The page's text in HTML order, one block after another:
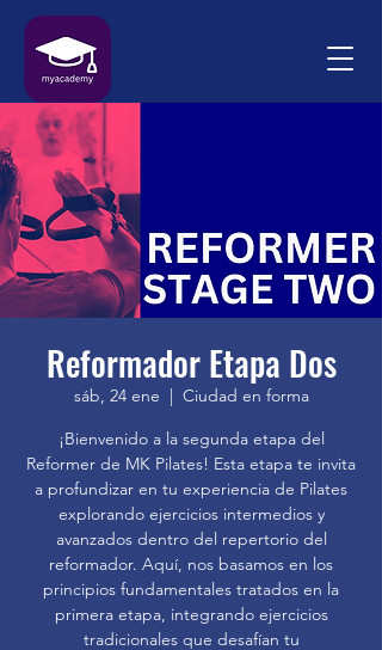
Reformador Etapa Dos
sáb, 24 ene
  |
Ciudad en forma
¡Bienvenido a la segunda etapa del
Reformer de MK Pilates! Esta etapa te invita
a profundizar en tu experiencia de Pilates
explorando ejercicios intermedios y
avanzados dentro del repertorio del
reformador. Aquí, nos basamos en los
principios fundamentales tratados en la
primera etapa, integrando ejercicios
tradicionales que desafían tu